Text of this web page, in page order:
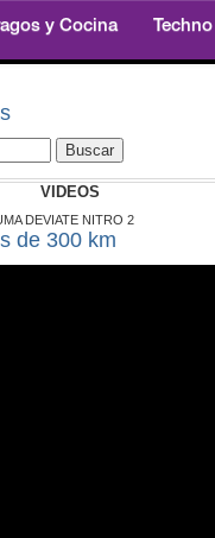
y Cocina Techno
VIDEOS
DEVIATE NITRO 2
de 300 km